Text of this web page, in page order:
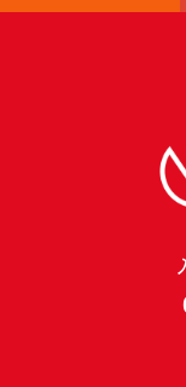
超体験★販促シス
MR体験型研修プ
3D空間キャプチャ